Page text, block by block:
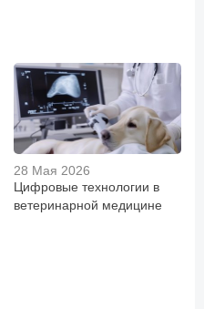
28 Мая 2026
Цифровые технологии в
ветеринарной медицине